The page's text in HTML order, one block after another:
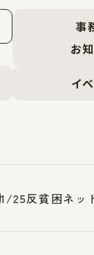
事
お
イ
1/25反貧困ネッ